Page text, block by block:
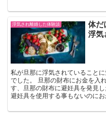
浮気され離婚した体験談
体だ
浮気
私が旦那に浮気されていること
でした。 旦那の財布にお金を入
す、旦那の財布に避妊具を発見
避妊具を使用する事もないのにお